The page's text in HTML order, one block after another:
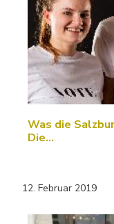
Was die
Die…
12. Februar 2019